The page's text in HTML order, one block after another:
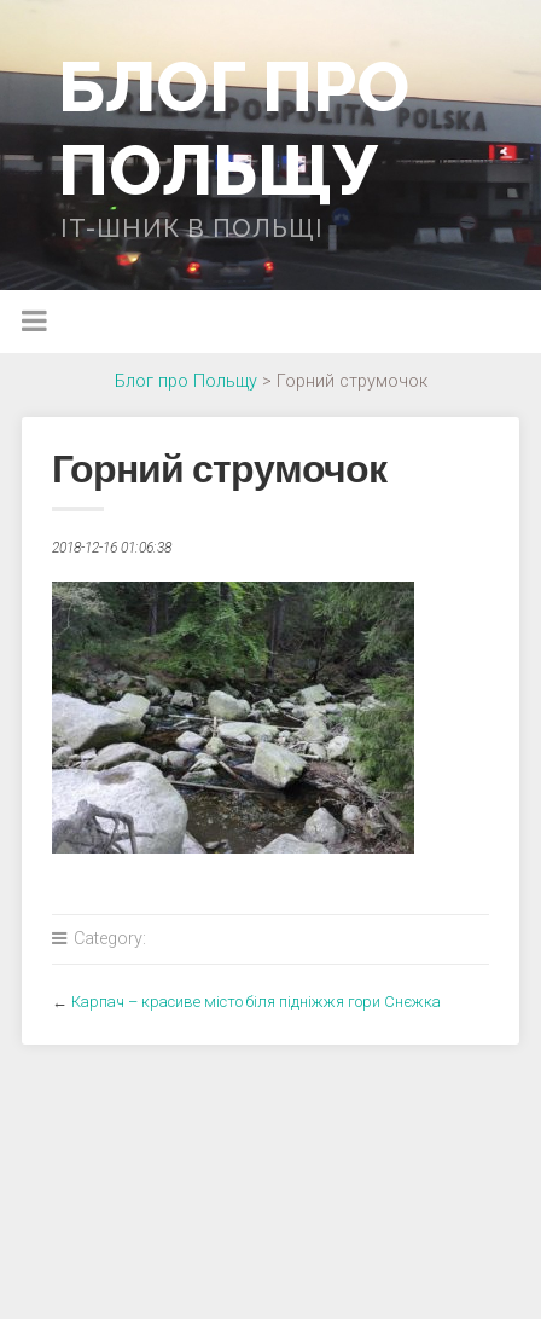
БЛОГ ПРО
ПОЛЬЩУ
IT-ШНИК В ПОЛЬЩІ
Блог про Польщу> Горний струмочок
Горний струмочок
2018-12-16 01:06:38
Category:
← Карпач – красиве місто біля підніжжя гори Снєжка